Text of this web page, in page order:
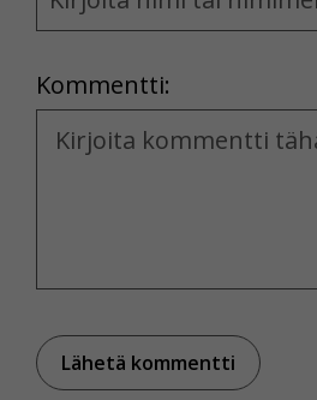
and
Kommentti:
Kommentti